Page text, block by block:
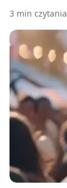
3 min czytania